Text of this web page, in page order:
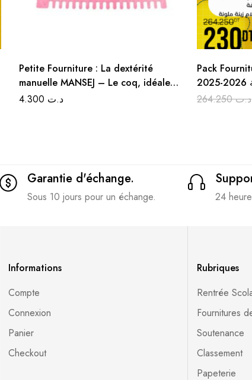
Petite Fourniture : La dextérité
manuelle MANSEJ – Le coq, idéale
pour la rentrée
د.ت
Pack
2025-2026 اللوازم المدرسية للسنة
أساسي
د.ت264.250
Garantie d'échange.
Sous 10 jours pour un échange. 24
Informations
Compte
Connexion
Panier
Checkout
Rubriques
Rentrée
Fournitures
Soutenance
Classement
Papeterie